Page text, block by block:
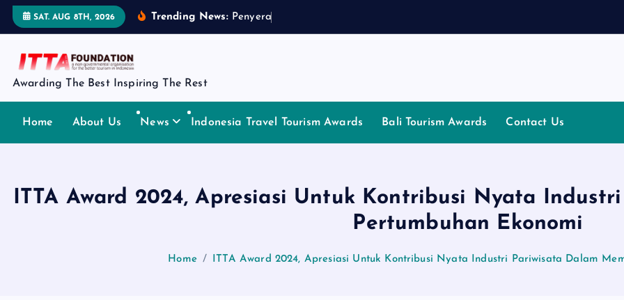
o
SAT. AUG 8TH, 2026 Trending News: Penyera
Awarding The Best Inspiring The Rest
Home About Us News Indonesia Travel Tourism Awards Bali Tourism Awards Contact Us
ITTA Award 2024, Apresiasi Untuk Kontribusi Nyata
Pertumbuhan Ekonomi
Home ITTA Award 2024, Apresiasi Untuk Kontribusi Nyata Industri Pariwisata Dalam